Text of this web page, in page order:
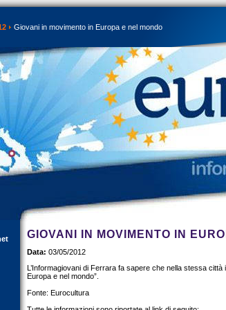
Giovani in movimento in Europa e nel mondo
GIOVANI IN MOVIMENTO IN
Data: 03/05/2012
L’Informagiovani di Ferrara fa sapere che nella stessa
Europa e nel mondo”.
Fonte: Eurocultura